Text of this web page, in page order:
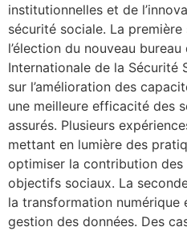
institutionnelles et de
sécurité sociale. La
l’élection du nouveau bureau
Internationale de la Sécurité
sur l’amélioration des
une meilleure efficacité des
assurés. Plusieurs
mettant en lumière des
optimiser la contribution
objectifs sociaux. La
la transformation numérique
gestion des données. Des